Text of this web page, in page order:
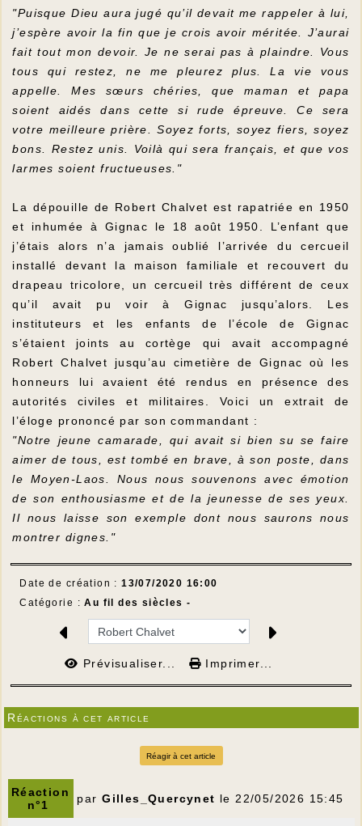
"Puisque Dieu aura jugé qu’il devait me rappeler à lui,
j’espère avoir la fin que je crois avoir méritée. J’aurai
fait tout mon devoir. Je ne serai pas à plaindre. Vous
tous qui restez, ne me pleurez plus. La vie vous
appelle. Mes sœurs chéries, que maman et papa
soient aidés dans cette si rude épreuve. Ce sera
votre meilleure prière. Soyez forts, soyez fiers, soyez
bons. Restez unis. Voilà qui sera français, et que vos
larmes soient fructueuses."
La dépouille de Robert Chalvet est rapatriée en 1950
et inhumée à Gignac le 18 août 1950. L’enfant que
j’étais alors n’a jamais oublié l’arrivée du cercueil
installé devant la maison familiale et recouvert du
drapeau tricolore, un cercueil très différent de ceux
qu’il avait pu voir à Gignac jusqu’alors. Les
instituteurs et les enfants de l’école de Gignac
s’étaient joints au cortège qui avait accompagné
Robert Chalvet jusqu’au cimetière de Gignac où les
honneurs lui avaient été rendus en présence des
autorités civiles et militaires. Voici un extrait de
l’éloge prononcé par son commandant :
"Notre jeune camarade, qui avait si bien su se faire
aimer de tous, est tombé en brave, à son poste, dans
le Moyen-Laos. Nous nous souvenons avec émotion
de son enthousiasme et de la jeunesse de ses yeux.
Il nous laisse son exemple dont nous saurons nous
montrer dignes."
Date de création :13/07/2020 16:00
Catégorie :Au fil des siècles -
Prévisualiser... Imprimer...
Réactions à cet article
Réagir à cet article
Réaction
n°1
parGilles_Quercynet le 22/05/2026 15:45